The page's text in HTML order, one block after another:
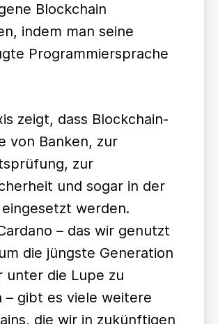
Blockchain
indem man seine
Programmiersprache
zeigt, dass Blockchain-
von Banken, zur
zur
und sogar in der
eingesetzt werden.
– das wir genutzt
die jüngste Generation
unter die Lupe zu
– gibt es viele weitere
die wir in zukünftigen